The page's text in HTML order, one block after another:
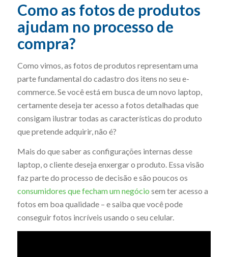
Como as fotos de produtos
ajudam no processo de
compra?
Como vimos, as fotos de produtos representam uma
parte fundamental do cadastro dos itens no seu e-
commerce. Se você está em busca de um novo laptop,
certamente deseja ter acesso a fotos detalhadas que
consigam ilustrar todas as características do produto
que pretende adquirir, não é?
Mais do que saber as configurações internas desse
laptop, o cliente deseja enxergar o produto. Essa visão
faz parte do processo de decisão e são poucos os
consumidores que fecham um negócio sem ter acesso a
fotos em boa qualidade – e saiba que você pode
conseguir fotos incríveis usando o seu celular.